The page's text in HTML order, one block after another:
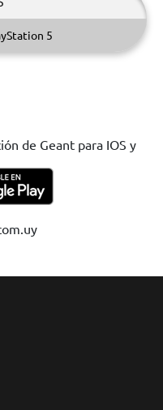
5
de Geant para IOS y